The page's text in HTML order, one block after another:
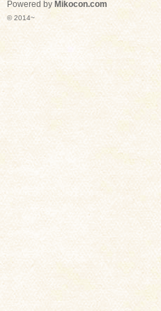
Powered by Mikocon.com
© 2014~